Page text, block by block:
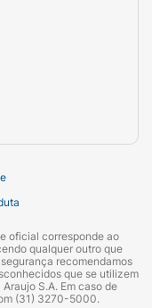
oficial corresponde ao
qualquer outro que
recomendamos
que se utilizem
S.A. Em caso de
(31) 3270-5000.